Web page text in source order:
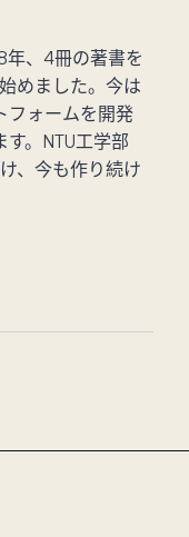
年、4冊の著書を
めました。今は
フォームを開発
。NTU工学部
、今も作り続け